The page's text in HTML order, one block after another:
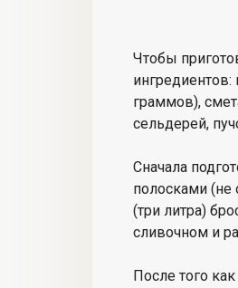
Чтобы
граммов),
сельдерей,
Сначала
полосками (не
(три литра)
сливочном и
После того